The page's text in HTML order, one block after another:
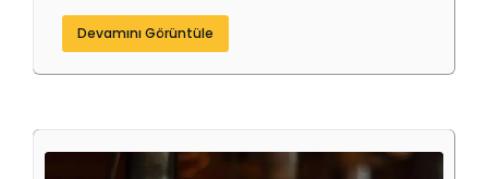
Devamını Görüntüle